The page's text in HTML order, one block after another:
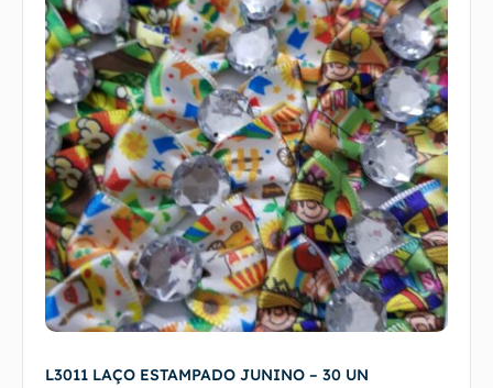
L3011 LAÇO ESTAMPADO JUNINO – 30 UN